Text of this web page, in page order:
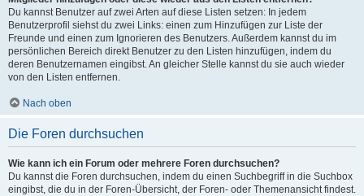
Du kannst Benutzer auf zwei Arten auf diese Listen setzen: In jedem
Benutzerprofil siehst du zwei Links: einen zum Hinzufügen zur Liste der
Freunde und einen zum Ignorieren des Benutzers. Außerdem kannst du im
persönlichen Bereich direkt Benutzer zu den Listen hinzufügen, indem du
deren Benutzernamen eingibst. An gleicher Stelle kannst du sie auch wieder
von den Listen entfernen.
Nach oben
Die Foren durchsuchen
Wie kann ich ein Forum oder mehrere Foren durchsuchen?
Du kannst die Foren durchsuchen, indem du einen Suchbegriff in die Suchbox
eingibst, die du in der Foren-Übersicht, der Foren- oder Themenansicht findest.